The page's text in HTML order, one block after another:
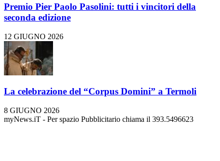
Premio Pier Paolo Pasolini: tutti i vincitori della
seconda edizione
12 GIUGNO 2026
La celebrazione del “Corpus Domini” a Termoli
8 GIUGNO 2026
myNews.iT - Per spazio Pubblicitario chiama il 393.5496623